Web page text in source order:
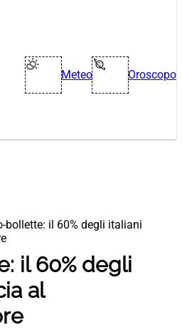
Meteo Oroscopo
bollette: il 60% degli italiani
il 60% degli
al